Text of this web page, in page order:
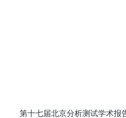
第十七届北京分析测试学术报